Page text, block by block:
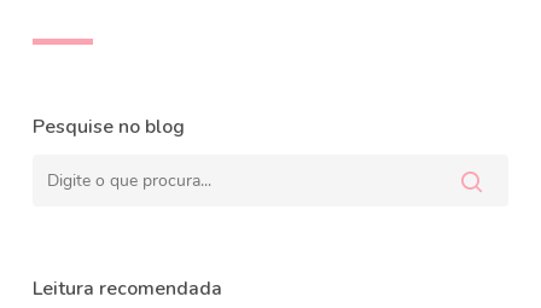
Pesquise no blog
Leitura recomendada